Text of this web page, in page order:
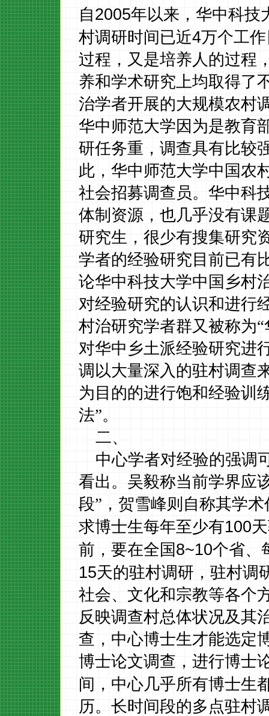
自2005年以来，华中科技
村调研时间已近4万个工
过程，又是培养人的过程
养和学术研究上均取得了
治学者开展的大规模农村
华中师范大学因为是教育
研任务重，调查具有比较
此，华中师范大学中国农
社会招募调查员。华中科
体制资源，也几乎没有课
研究生，很少有搜集研究
学者的经验研究目前已有
论华中科技大学中国乡村
对经验研究的认识和进行
村治研究学者群又被称为
对华中乡土派经验研究进
调以大量深入的驻村调查
为目的的进行饱和经验训
法”。
二、
中心学者对经验的强调
看出。吴毅称当前学界应
段”，贺雪峰则自称其学
求博士生每年至少有100
前，要在全国8~10个省、
15天的驻村调研，驻村调
社会、文化和宗教等各个
反映调查村总体状况及其
查，中心博士生才能选定
博士论文调查，进行博士
间，中心几乎所有博士生
历。长时间段的多点驻村